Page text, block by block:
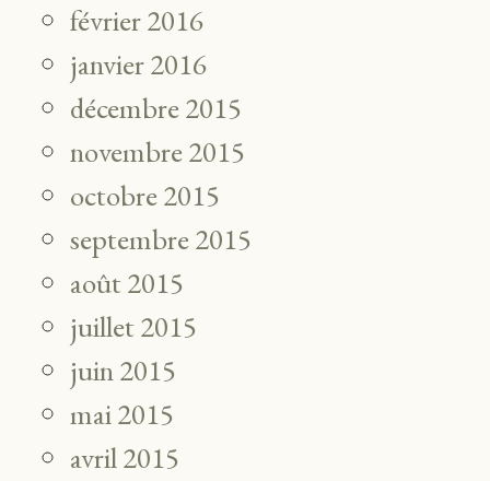
février 2016
janvier 2016
décembre 2015
novembre 2015
octobre 2015
septembre 2015
août 2015
juillet 2015
juin 2015
mai 2015
avril 2015